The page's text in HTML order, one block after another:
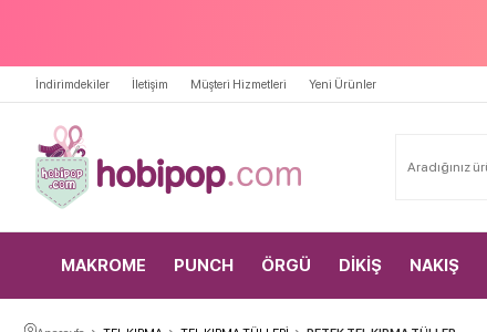
İndirimdekiler İletişim Müşteri Hizmetleri Yeni Ürünler
MAKROME PUNCH ÖRGÜ DİKİŞ NAKIŞ